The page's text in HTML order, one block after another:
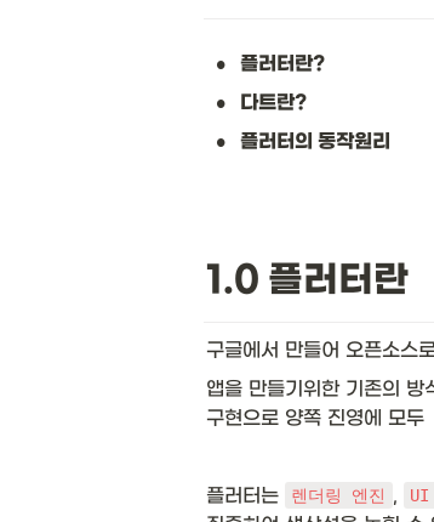
• 플러터란?
• 다트란?
• 플러터의 동작원리
1.0 플러터란
구글에서 만들어 오픈소스
앱을 만들기위한 기존의
구현으로 양쪽 진영에 모두
플러터는 렌더링 엔진 , UI